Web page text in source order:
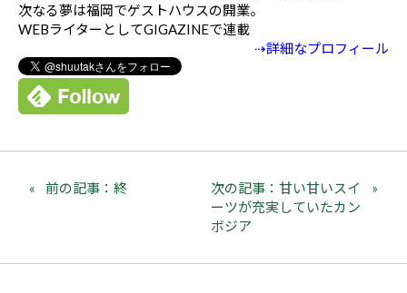
次なる夢は福岡でゲストハウスの開業。
WEBライターとしてGIGAZINEで連載
⇢詳細なプロフィール
前の記事：終
次の記事：甘い甘いスイ
ーツが充実していたカン
ボジア